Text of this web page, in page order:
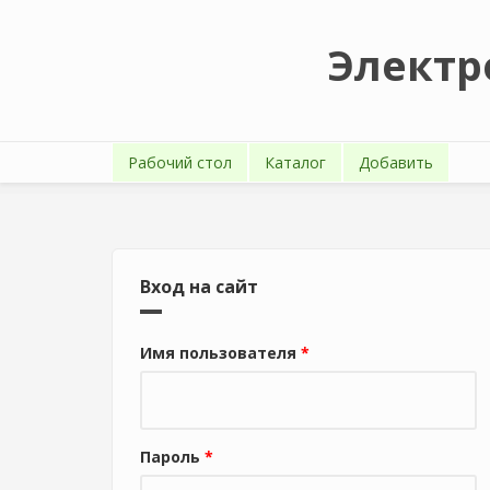
Рабочий стол Каталог Добавить
Вход на сайт
Имя пользователя *
Пароль *